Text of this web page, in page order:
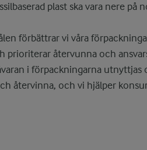
plast ska vara nere på
förbättrar vi våra
prioriterar återvunna och
i förpackningarna
återvinna, och vi hjälper